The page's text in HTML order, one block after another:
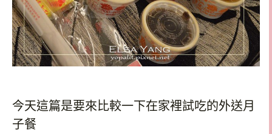
今天這篇是要來比較一下在家裡試吃的外送月
子餐